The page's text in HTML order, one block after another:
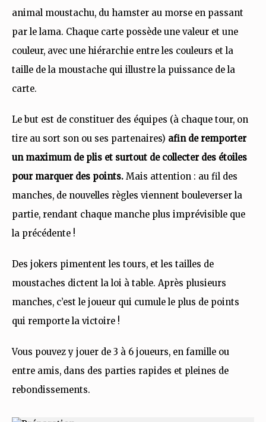
animal moustachu, du hamster au morse en passant
par le lama. Chaque carte possède une valeur et une
couleur, avec une hiérarchie entre les couleurs et la
taille de la moustache qui illustre la puissance de la
carte.
Le but est de constituer des équipes (à chaque tour, on
tire au sort son ou ses partenaires) afin de remporter
un maximum de plis et surtout de collecter des étoiles
pour marquer des points. Mais attention : au fil des
manches, de nouvelles règles viennent bouleverser la
partie, rendant chaque manche plus imprévisible que
la précédente !
Des jokers pimentent les tours, et les tailles de
moustaches dictent la loi à table. Après plusieurs
manches, c’est le joueur qui cumule le plus de points
qui remporte la victoire !
Vous pouvez y jouer de 3 à 6 joueurs, en famille ou
entre amis, dans des parties rapides et pleines de
rebondissements.